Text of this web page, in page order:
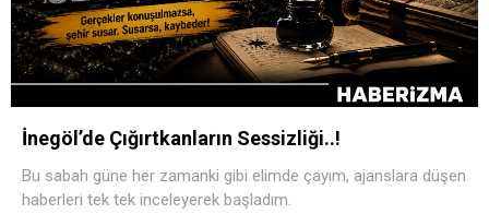
İnegöl’de Çığırtkanların Sessizliği..!
Bu sabah güne her zamanki gibi elimde çayım, ajanslara düşen
haberleri tek tek inceleyerek başladım.